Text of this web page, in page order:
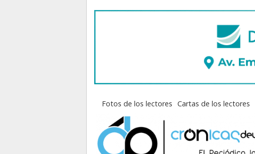
Fotos de los lectores Cartas de los lectores